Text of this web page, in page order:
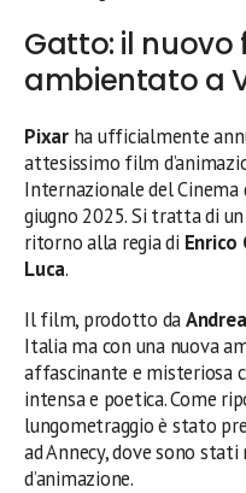
Gatto: il nuovo
ambientato a
Pixarha ufficialmente
attesissimo film
Internazionale del Cinema
giugno 2025. Si tratta di
ritorno alla regia di Enrico
Luca.
Il film, prodotto da
Italia ma con una nuova
affascinante e misteriosa
intensa e poetica. Come
lungometraggio è stato
ad Annecy, dove sono
d’animazione.